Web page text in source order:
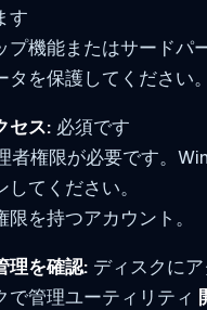
す
プ機能またはサードパ
タを保護してください。
セス: 必須です
者権限が必要です。
てください。
限を持つアカウント。
理を確認: ディスクに
で管理ユーティリティ